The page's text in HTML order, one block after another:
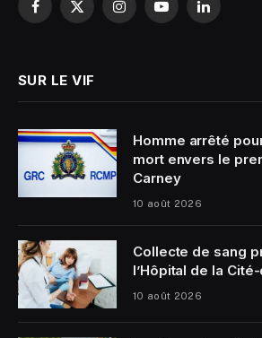
Facebook
X
InstagramYouTubeLinkedIn
SUR LE VIF
Homme arrêté
mort envers le
Carney
10 août 2026
Collecte de sang
l’Hôpital de la
10 août 2026